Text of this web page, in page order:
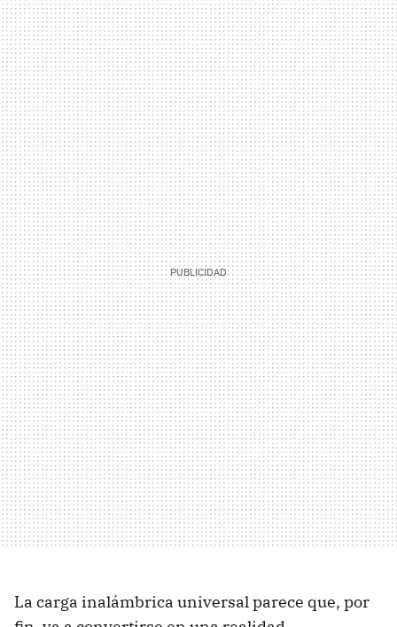
La carga inalámbrica universal parece que, por